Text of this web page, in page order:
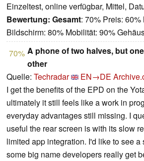
Einzeltest, online verfügbar, Mittel,
Bewertung: Gesamt: 70% Preis:
Bildschirm: 80% Mobilität: 90%
70% A phone of two halves, but
other
Quelle: Techradar EN→DE
I get the benefits of the EPD on the
ultimately it still feels like a work in
everyday advantages still missing. I
useful the rear screen is with its slow
limited app integration. I'd like to see
some big name developers really get